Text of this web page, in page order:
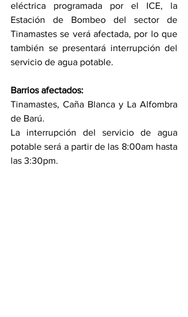
eléctrica programada por el ICE, la
Estación de Bombeo del sector de
Tinamastes se verá afectada, por lo que
también se presentará interrupción del
servicio de agua potable.
Barrios afectados:
Tinamastes, Caña Blanca y La Alfombra
de Barú.
La interrupción del servicio de agua
potable será a partir de las 8:00am hasta
las 3:30pm.